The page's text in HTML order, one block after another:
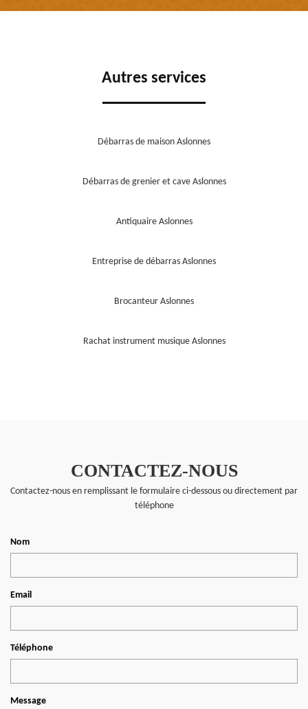
Autres services
Débarras de maison Aslonnes
Débarras de grenier et cave Aslonnes
Antiquaire Aslonnes
Entreprise de débarras Aslonnes
Brocanteur Aslonnes
Rachat instrument musique Aslonnes
CONTACTEZ-NOUS
Contactez-nous en remplissant le formulaire ci-dessous ou directement par
téléphone
Nom
Email
Téléphone
Message